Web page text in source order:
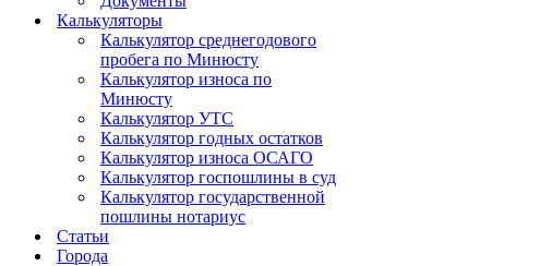
Калькуляторы
Калькулятор среднегодового
пробега по Минюсту
Калькулятор износа по
Минюсту
Калькулятор УТС
Калькулятор годных остатков
Калькулятор износа ОСАГО
Калькулятор госпошлины в суд
Калькулятор государственной
пошлины нотариус
Статьи
Города